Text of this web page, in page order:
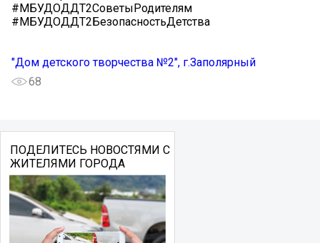
#МБУДОДДТ2СоветыРодителям
#МБУДОДДТ2БезопасностьДетства
"Дом детского творчества №2", г.Заполярный
68
ПОДЕЛИТЕСЬ НОВОСТЯМИ С
ЖИТЕЛЯМИ ГОРОДА